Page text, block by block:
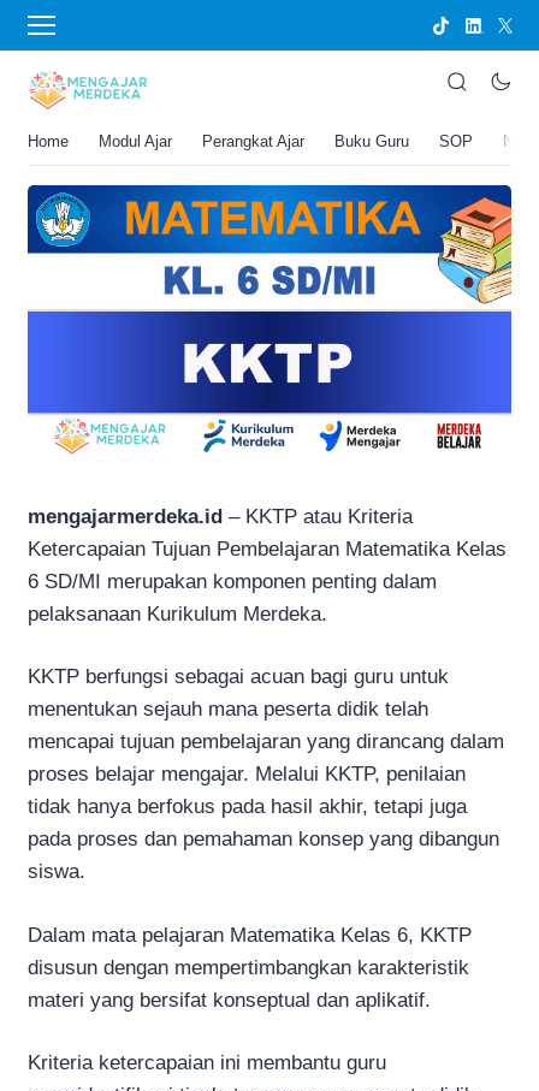
Home Modul Ajar Perangkat Ajar Buku Guru SOP
BERANDA
KKTP Matematika Kelas 6 SD/MI
31 Januari 2026 11:37 am . 1 menit membaca
mengajarmerdeka.id – KKTP atau Kriteria
Ketercapaian Tujuan Pembelajaran Matematika Kelas
6 SD/MI merupakan komponen penting dalam
pelaksanaan Kurikulum Merdeka.
KKTP berfungsi sebagai acuan bagi guru untuk
menentukan sejauh mana peserta didik telah
mencapai tujuan pembelajaran yang dirancang dalam
proses belajar mengajar. Melalui KKTP, penilaian
tidak hanya berfokus pada hasil akhir, tetapi juga
pada proses dan pemahaman konsep yang dibangun
siswa.
Dalam mata pelajaran Matematika Kelas 6, KKTP
disusun dengan mempertimbangkan karakteristik
materi yang bersifat konseptual dan aplikatif.
Kriteria ketercapaian ini membantu guru